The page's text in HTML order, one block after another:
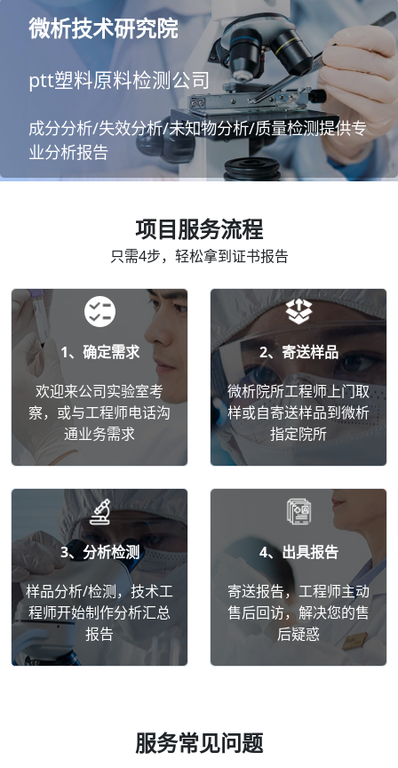
微析技术研究院
ptt塑料原料检测公司
成分分析/失效分析/未知物分析/质量检测提供专
业分析报告
项目服务流程
只需4步，轻松拿到证书报告
1、确定需求
欢迎来公司实验室考
察，或与工程师电话沟
通业务需求
2、寄送样品
微析院所工程师上门取
样或自寄送样品到微析
指定院所
3、分析检测
样品分析/检测，技术工
程师开始制作分析汇总
报告
4、出具报告
寄送报告，工程师主动
售后回访，解决您的售
后疑惑
服务常见问题